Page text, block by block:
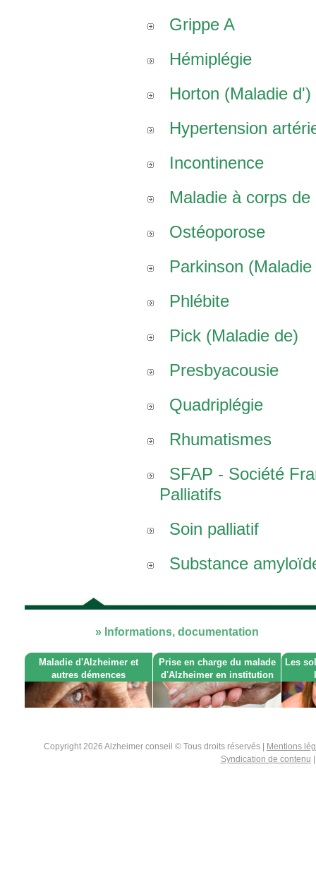
Grippe A
Hémiplégie
Horton (Maladie d')
Hypertension
Incontinence
Maladie à corps de
Ostéoporose
Parkinson (Maladie
Phlébite
Pick (Maladie de)
Presbyacousie
Quadriplégie
Rhumatismes
SFAP - Société
Palliatifs
Soin palliatif
Substance
» Informations, documentation
Maladie d'Alzheimer et
autres démences
Prise en charge du malade
d'Alzheimer en institution
Les
Copyright 2026 Alzheimer conseil © Tous droits réservés |
Mentions
Syndication de contenu